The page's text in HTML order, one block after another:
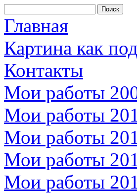
Главная
Картина как
Контакты
Мои работы
Мои работы
Мои работы
Мои работы
Мои работы